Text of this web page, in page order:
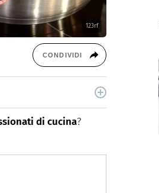
123rf
CONDIVIDI
quale trovi idee veloci,
di cucina?